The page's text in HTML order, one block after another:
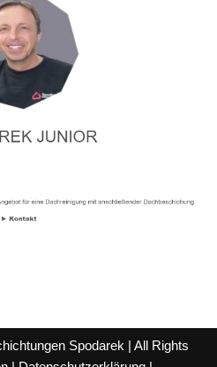
Spodarek | All Rights